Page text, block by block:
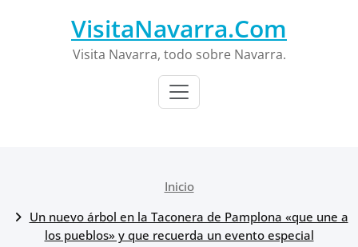
VisitaNavarra.Com
Visita Navarra, todo sobre Navarra.
Inicio
Un nuevo árbol en la Taconera de Pamplona «que une a
los pueblos» y que recuerda un evento especial